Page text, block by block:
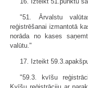
"51. Ārvalstu
reģistrēšanai izmantotā
norāda no kases
valūtu."
17. Izteikt
"59.3. kvīšu